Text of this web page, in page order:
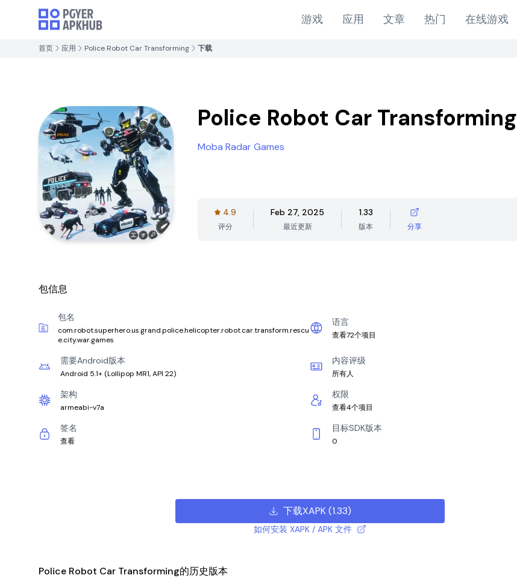
游戏 应用 文章 热门 在线游戏
首页 应用 Police Robot Car Transforming 下载
Police Robot Car Transforming
Moba Radar Games
4.9
评分
Feb 27, 2025
最近更新
1.33
版本 分享
包信息
包名
com.robot.superhero.us.grand.police.helicopter.robot.car.transform.rescu
e.city.war.games
语言
查看72个项目
需要Android版本
Android 5.1+ (Lollipop MR1, API 22)
内容评级
所有人
架构
armeabi-v7a
权限
查看4个项目
签名
查看
目标SDK版本
0
下载XAPK(1.33)
如何安装 XAPK / APK 文件
Police Robot Car Transforming的历史版本